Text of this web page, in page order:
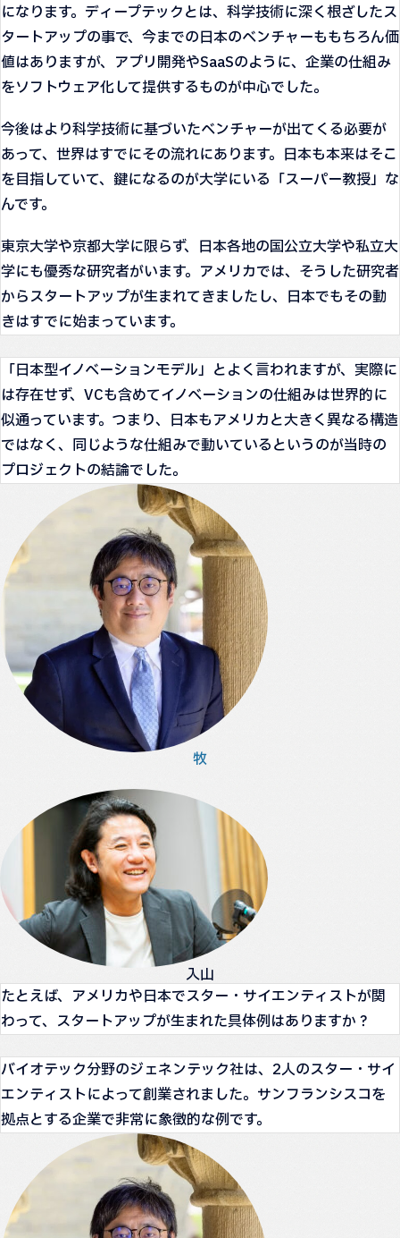
になります。ディープテックとは、科学技術に深く根ざしたス
タートアップの事で、今までの日本のベンチャーももちろん価
値はありますが、アプリ開発やSaaSのように、企業の仕組み
をソフトウェア化して提供するものが中心でした。
今後はより科学技術に基づいたベンチャーが出てくる必要が
あって、世界はすでにその流れにあります。日本も本来はそこ
を目指していて、鍵になるのが大学にいる「スーパー教授」な
んです。
東京大学や京都大学に限らず、日本各地の国公立大学や私立大
学にも優秀な研究者がいます。アメリカでは、そうした研究者
からスタートアップが生まれてきましたし、日本でもその動
きはすでに始まっています。
「日本型イノベーションモデル」とよく言われますが、実際に
は存在せず、VCも含めてイノベーションの仕組みは世界的に
似通っています。つまり、日本もアメリカと大きく異なる構造
ではなく、同じような仕組みで動いているというのが当時の
プロジェクトの結論でした。
牧
入山
たとえば、アメリカや日本でスター・サイエンティストが関
わって、スタートアップが生まれた具体例はありますか？
バイオテック分野のジェネンテック社は、2人のスター・サイ
エンティストによって創業されました。サンフランシスコを
拠点とする企業で非常に象徴的な例です。